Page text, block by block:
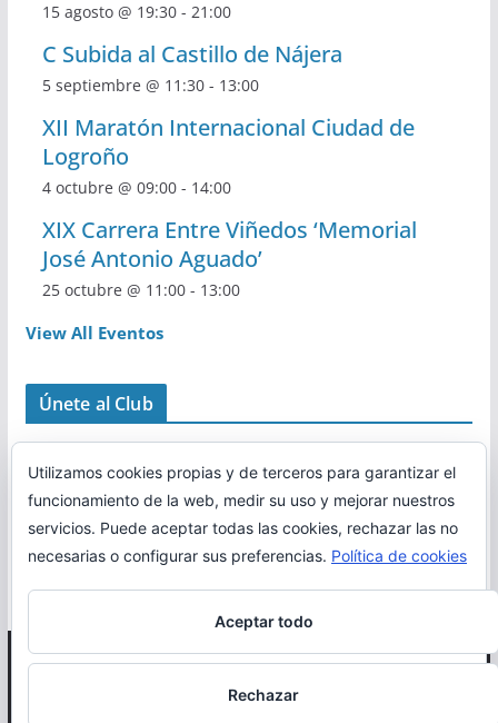
15 agosto @ 19:30- 21:00
C Subida al Castillo de Nájera
5 septiembre @ 11:30- 13:00
XII Maratón Internacional Ciudad de
Logroño
4 octubre @ 09:00- 14:00
XIX Carrera Entre Viñedos ‘Memorial
José Antonio Aguado’
25 octubre @ 11:00- 13:00
View All Eventos
Únete al Club
Correr en La Rioja
Utilizamos cookies propias y de terceros para garantizar el
funcionamiento de la web, medir su uso y mejorar nuestros
servicios. Puede aceptar todas las cookies, rechazar las no
necesarias o configurar sus preferencias. Política de cookies
Aceptar todo
Rechazar